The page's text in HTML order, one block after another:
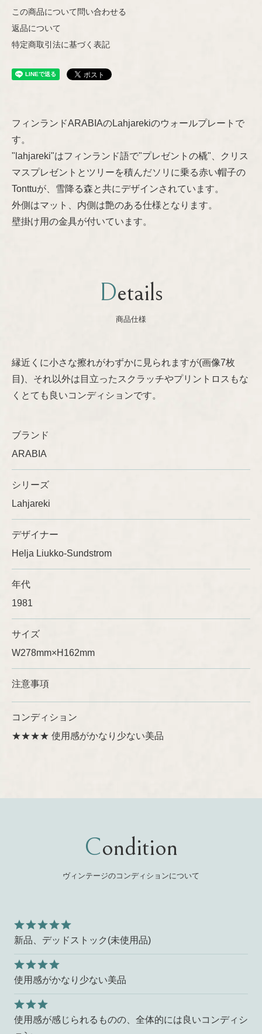
Nuutajärvi
Riihimäen Lasi
Other
Heljä Liukko-Sundström
Hilkka-Liisa Ahola
Jorma Vennola
Kaj Franck
Lisa Larson
Richard Lindh
Stig Lindberg
Sylvia Leuchovius
Tapio Wirkkala
Timo Sarpaneva
Ulla Procopé
Concept
Shop Information
この商品について問い合わせる
返品について
特定商取引法に基づく表記
フィンランドARABIAのLahjarekiのウォールプレートで
す。
"lahjareki"はフィンランド語で"プレゼントの橇"、クリス
マスプレゼントとツリーを積んだソリに乗る赤い帽子の
Tonttuが、雪降る森と共にデザインされています。
外側はマット、内側は艶のある仕様となります。
壁掛け用の金具が付いています。
Details
商品仕様
縁近くに小さな擦れがわずかに見られますが(画像7枚
目)、それ以外は目立ったスクラッチやプリントロスもな
くとても良いコンディションです。
ブランド
ARABIA
シリーズ
Lahjareki
デザイナー
Helja Liukko-Sundstrom
年代
1981
サイズ
W278mm×H162mm
注意事項
コンディション
★★★★ 使用感がかなり少ない美品
Condition
ヴィンテージのコンディションについて
新品、デッドストック(未使用品)
使用感がかなり少ない美品
使用感が感じられるものの、全体的には良いコンディシ